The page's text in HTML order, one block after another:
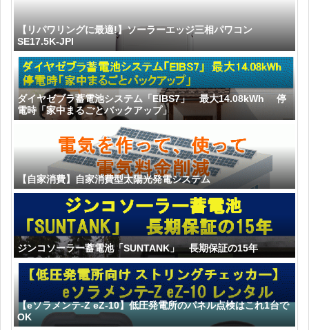
【リパワリングに最適!】ソーラーエッジ三相パワコン
SE17.5K-JPI
ダイヤゼブラ蓄電池システム「EIBS7」 最大14.08kWh 停
電時「家中まるごとバックアップ」
【自家消費】自家消費型太陽光発電システム
ジンコソーラー蓄電池「SUNTANK」 長期保証の15年
【eソラメンテ-Z eZ-10】低圧発電所のパネル点検はこれ1台で
OK